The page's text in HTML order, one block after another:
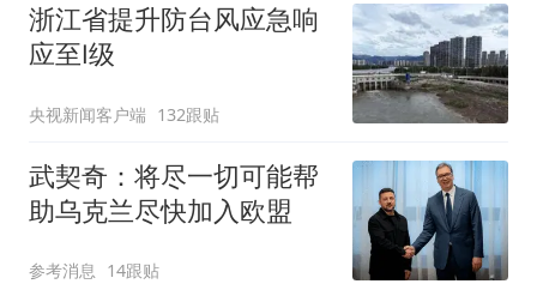
浙江省提升防台风应急响
应至Ⅰ级
央视新闻客户端 132跟贴
武契奇：将尽一切可能帮
助乌克兰尽快加入欧盟
参考消息 14跟贴